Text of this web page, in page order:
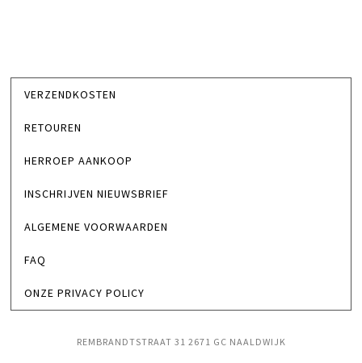
VERZENDKOSTEN
RETOUREN
HERROEP AANKOOP
INSCHRIJVEN NIEUWSBRIEF
ALGEMENE VOORWAARDEN
FAQ
ONZE PRIVACY POLICY
REMBRANDTSTRAAT 31 2671 GC NAALDWIJK